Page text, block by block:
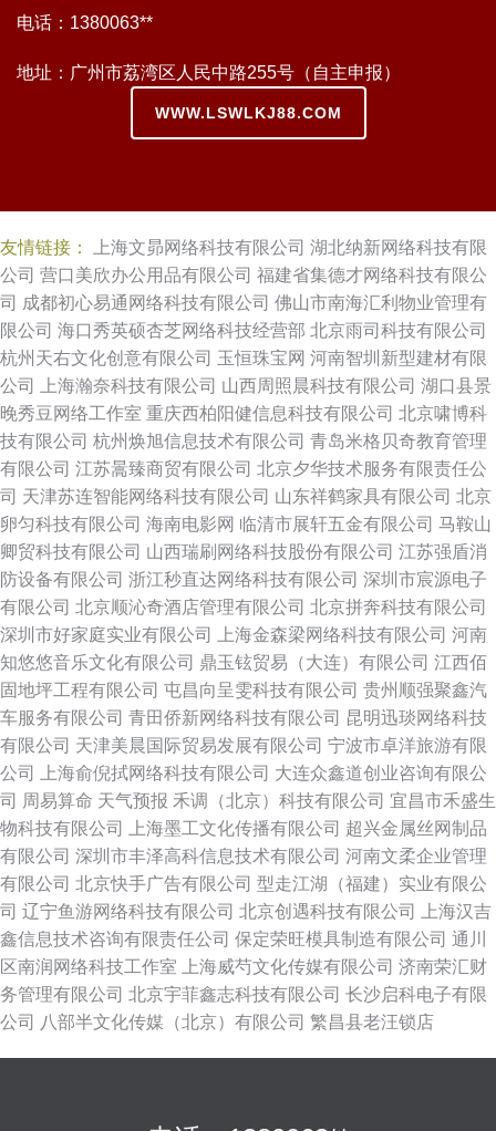
电话：1380063**
地址：广州市荔湾区人民中路255号（自主申报）
WWW.LSWLKJ88.COM
友情链接： 上海文昴网络科技有限公司 湖北纳新网络科技有限
公司 营口美欣办公用品有限公司 福建省集德才网络科技有限公
司 成都初心易通网络科技有限公司 佛山市南海汇利物业管理有
限公司 海口秀英硕杏芝网络科技经营部 北京雨司科技有限公司
杭州天右文化创意有限公司 玉恒珠宝网 河南智圳新型建材有限
公司
上海瀚奈科技有限公司 山西周照晨科技有限公司 湖口县景
晚秀豆网络工作室 重庆西柏阳健信息科技有限公司 北京啸博科
技有限公司 杭州焕旭信息技术有限公司 青岛米格贝奇教育管理
有限公司 江苏暠臻商贸有限公司 北京夕华技术服务有限责任公
司 天津苏连智能网络科技有限公司 山东祥鹤家具有限公司 北京
卵匀科技有限公司 海南电影网 临清市展轩五金有限公司 马鞍山
卿贸科技有限公司 山西瑞刷网络科技股份有限公司 江苏强盾消
防设备有限公司 浙江秒直达网络科技有限公司 深圳市宸源电子
有限公司 北京顺沁奇酒店管理有限公司 北京拼奔科技有限公司
深圳市好家庭实业有限公司
上海金森梁网络科技有限公司 河南
知悠悠音乐文化有限公司 鼎玉铉贸易（大连）有限公司 江西佰
固地坪工程有限公司 屯昌向呈雯科技有限公司 贵州顺强聚鑫汽
车服务有限公司 青田侨新网络科技有限公司 昆明迅琰网络科技
有限公司 天津美晨国际贸易发展有限公司 宁波市卓洋旅游有限
公司
上海俞倪拭网络科技有限公司 大连众鑫道创业咨询有限公
司 周易算命 天气预报 禾调（北京）科技有限公司 宜昌市禾盛生
物科技有限公司
上海墨工文化传播有限公司 超兴金属丝网制品
有限公司 深圳市丰泽高科信息技术有限公司 河南文柔企业管理
有限公司 北京快手广告有限公司 型走江湖（福建）实业有限公
司 辽宁鱼游网络科技有限公司 北京创遇科技有限公司
上海汉吉
鑫信息技术咨询有限责任公司 保定荣旺模具制造有限公司 通川
区南润网络科技工作室
上海威芍文化传媒有限公司 济南荣汇财
务管理有限公司 北京宇菲鑫志科技有限公司 长沙启科电子有限
公司
八部半文化传媒（北京）有限公司 繁昌县老汪锁店